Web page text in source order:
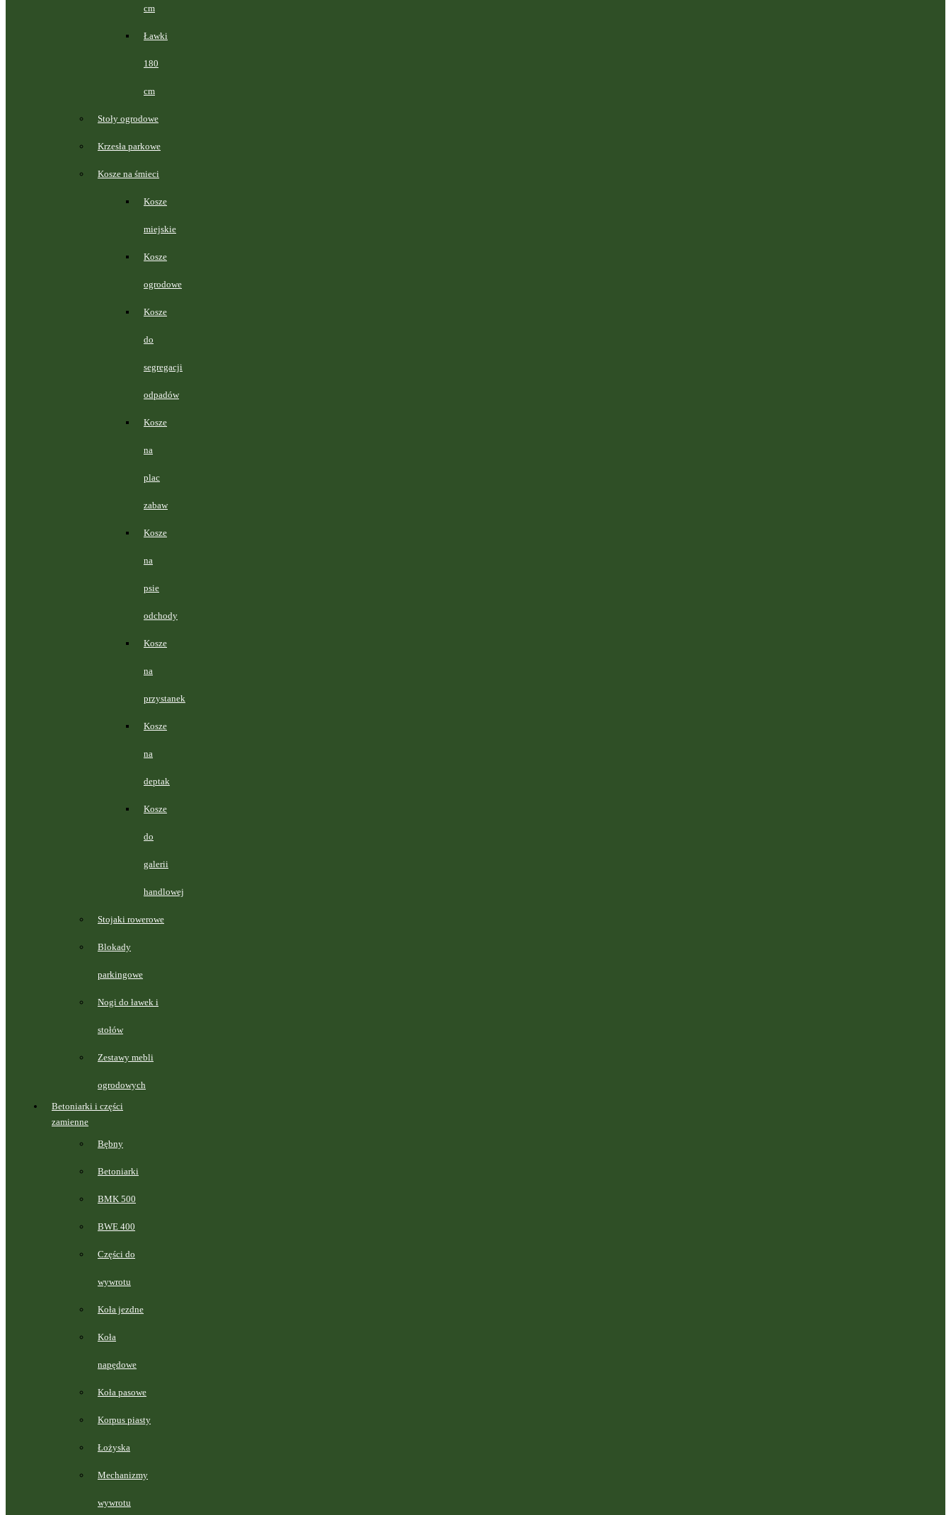
cm
Ławki
180
cm
Stoły ogrodowe
Krzesła parkowe
Kosze na śmieci
Kosze
miejskie
Kosze
ogrodowe
Kosze
do
segregacji
odpadów
Kosze
na
plac
zabaw
Kosze
na
psie
odchody
Kosze
na
przystanek
Kosze
na
deptak
Kosze
do
galerii
handlowej
Stojaki rowerowe
Blokady
parkingowe
Nogi do ławek i
stołów
Zestawy mebli
ogrodowych
Betoniarki i części
zamienne
Bębny
Betoniarki
BMK 500
BWE 400
Części do
wywrotu
Koła jezdne
Koła
napędowe
Koła pasowe
Korpus piasty
Łożyska
Mechanizmy
wywrotu